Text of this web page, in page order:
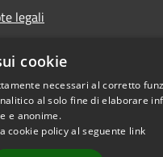
legali
cookie
necessari al corretto
al solo fine di elaborare
e anonime.
cookie policy al seguente link